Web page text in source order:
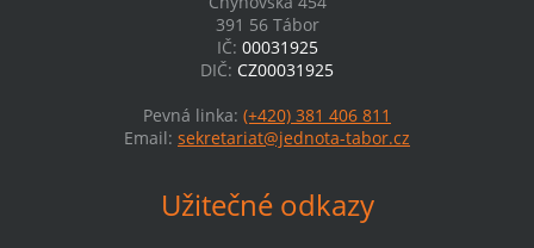
391 56 Tábor
IČ: 00031925
DIČ: CZ00031925
Pevná linka: (+420) 381 406 811
Email: sekretariat@jednota-tabor.cz
Užitečné odkazy